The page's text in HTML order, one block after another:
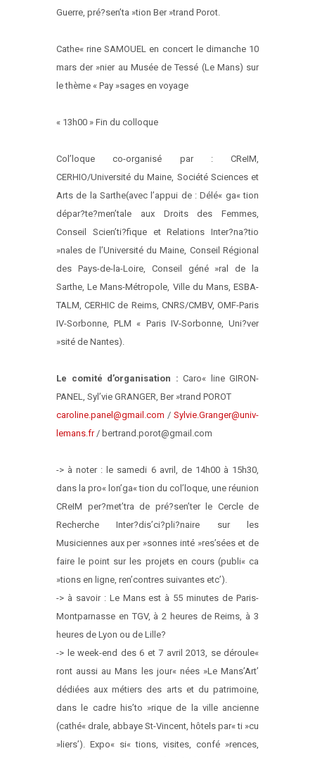
Guerre, pré?sen’ta »tion Ber »trand Porot.
Cathe« rine SAMOUEL en concert le dimanche 10
mars der »nier au Musée de Tessé (Le Mans) sur
le thème « Pay »sages en voyage
« 13h00 » Fin du colloque
Col’loque co-organisé par : CReIM,
CERHIO/Université du Maine, Société Sciences et
Arts de la Sarthe(avec l’appui de : Délé« ga« tion
dépar?te?men’tale aux Droits des Femmes,
Conseil Scien’ti?fique et Relations Inter?na?tio
»nales de l’Université du Maine, Conseil Régional
des Pays-de-la-Loire, Conseil géné »ral de la
Sarthe, Le Mans-Métropole, Ville du Mans, ESBA-
TALM, CERHIC de Reims, CNRS/CMBV, OMF-Paris
IV-Sorbonne, PLM « Paris IV-Sorbonne, Uni?ver
»sité de Nantes).
Le comité d’organisation : Caro« line GIRON-
PANEL, Syl’vie GRANGER, Ber »trand POROT
caroline.panel@gmail.com / Sylvie.Granger@univ-
lemans.fr/ bertrand.porot@gmail.com
-> à noter : le samedi 6 avril, de 14h00 à 15h30,
dans la pro« lon’ga« tion du col’loque, une réunion
CReIM per?met’tra de pré?sen’ter le Cercle de
Recherche Inter?dis’ci?pli?naire sur les
Musiciennes aux per »sonnes inté »res’sées et de
faire le point sur les projets en cours (publi« ca
»tions en ligne, ren’contres suivantes etc’).
-> à savoir : Le Mans est à 55 minutes de Paris-
Montparnasse en TGV, à 2 heures de Reims, à 3
heures de Lyon ou de Lille?
-> le week-end des 6 et 7 avril 2013, se déroule«
ront aussi au Mans les jour« nées »Le Mans’Art’
dédiées aux métiers des arts et du patrimoine,
dans le cadre his’to »rique de la ville ancienne
(cathé« drale, abbaye St-Vincent, hôtels par« ti »cu
»liers’). Expo« si« tions, visites, confé »rences,